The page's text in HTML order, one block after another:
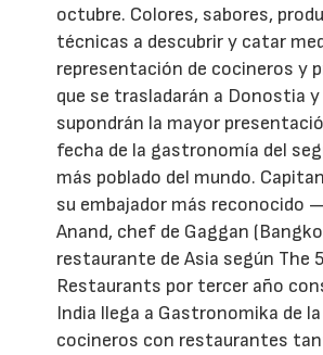
octubre. Colores, sabores,
técnicas a descubrir y catar
representación de cocineros y
que se trasladarán a Donostia y
supondrán la mayor
fecha de la gastronomía del
más poblado del mundo.
su embajador más reconocido
Anand, chef de Gaggan
restaurante de Asia según The
Restaurants por tercer año
India llega a Gastronomika de
cocineros con restaurantes